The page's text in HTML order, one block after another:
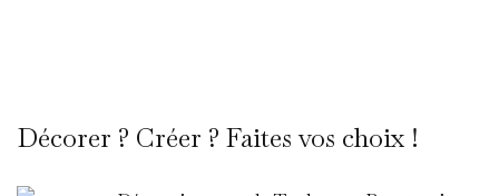
Décorer ? Créer ? Faites vos choix !